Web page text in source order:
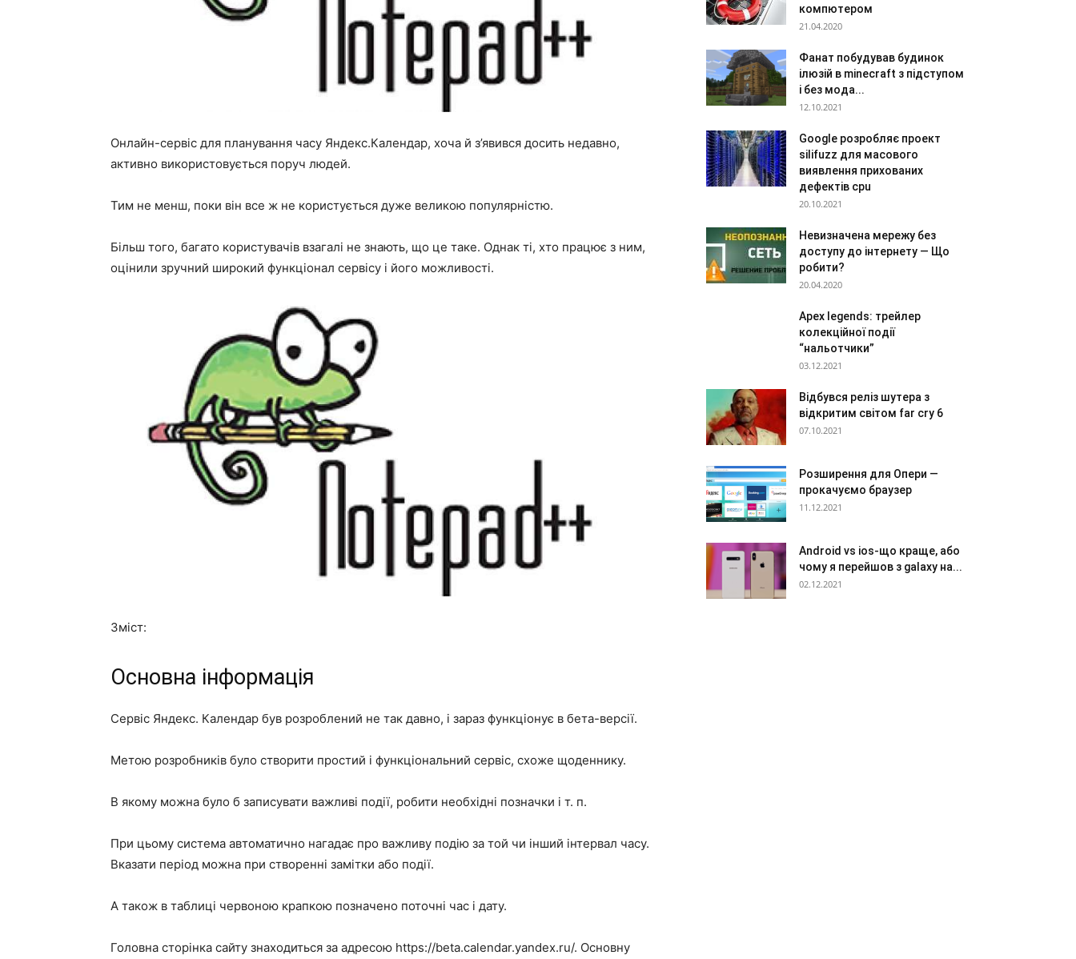
Онлайн-сервіс для планування часу Яндекс.Календар, хоча й з’явився досить недавно,
активно використовується поруч людей.
Тим не менш, поки він все ж не користується дуже великою популярністю.
Більш того, багато користувачів взагалі не знають, що це таке. Однак ті, хто працює з ним,
оцінили зручний широкий функціонал сервісу і його можливості.
Зміст:
Основна інформація
Сервіс Яндекс. Календар був розроблений не так давно, і зараз функціонує в бета-версії.
Метою розробників було створити простий і функціональний сервіс, схоже щоденнику.
В якому можна було б записувати важливі події, робити необхідні позначки і т. п.
При цьому система автоматично нагадає про важливу подію за той чи інший інтервал часу.
Вказати період можна при створенні замітки або події.
А також в таблиці червоною крапкою позначено поточні час і дату.
Головна сторінка сайту знаходиться за адресою https://beta.calendar.yandex.ru/. Основну
компютером
21.04.2020
Фанат побудував будинок
ілюзій в minecraft з підступом
і без мода...
12.10.2021
Google розробляє проект
silifuzz для масового
виявлення прихованих
дефектів cpu
20.10.2021
Невизначена мережу без
доступу до інтернету — Що
робити?
20.04.2020
Apex legends: трейлер
колекційної події
“нальотчики”
03.12.2021
Відбувся реліз шутера з
відкритим світом far cry 6
07.10.2021
Розширення для Опери —
прокачуємо браузер
11.12.2021
Android vs ios-що краще, або
чому я перейшов з galaxy на...
02.12.2021